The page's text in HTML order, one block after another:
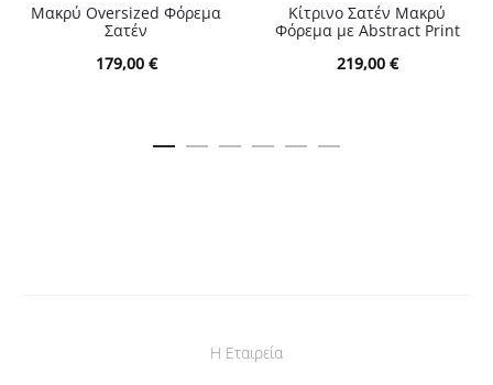
Μακρύ Oversized Φόρεμα
Σατέν
179,00 €
Κίτρινο Σατέν Μακρύ
Φόρεμα με Abstract Print
219,00 €
Η Εταιρεία